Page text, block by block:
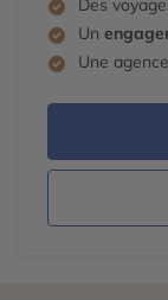
Des
Un
Une